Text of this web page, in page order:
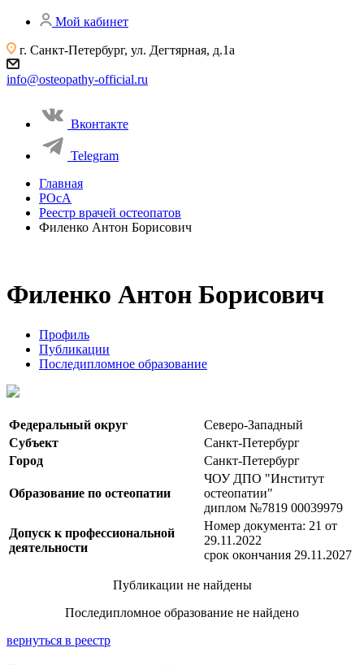
Мой кабинет
г. Санкт-Петербург, ул. Дегтярная, д.1а
info@osteopathy-official.ru
Вконтакте
Telegram
Главная
РОсА
Реестр врачей остеопатов
Филенко Антон Борисович
Филенко Антон Борисович
Профиль
Публикации
Последипломное образование
Федеральный округ
Северо-Западный
Субъект
Санкт-Петербург
Город
Санкт-Петербург
Образование по остеопатии
ЧОУ ДПО "Институт
остеопатии"
диплом №7819 00039979
Допуск к профессиональной
деятельности
Номер документа: 21 от
29.11.2022
срок окончания 29.11.2027
Публикации не найдены
Последипломное образование не найдено
вернуться в реестр